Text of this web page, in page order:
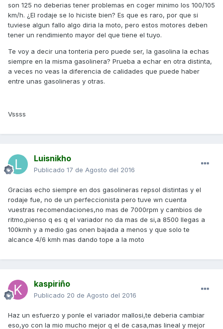
son 125 no deberias tener problemas en coger minimo los 100/105
km/h. ¿El rodaje se lo hiciste bien? Es que es raro, por que si
tuviese algun fallo algo diria la moto, pero estos motores deben
tener un rendimiento mayor del que tiene el tuyo.
Te voy a decir una tonteria pero puede ser, la gasolina la echas
siempre en la misma gasolinera? Prueba a echar en otra distinta,
a veces no veas la diferencia de calidades que puede haber
entre unas gasolineras y otras.
Vssss
Luisnikho
Publicado 17 de Agosto del 2016
Gracias echo siempre en dos gasolineras repsol distintas y el
rodaje fue, no de un perfeccionista pero tuve wn cuenta
vuestras recomendaciones,no mas de 7000rpm y cambios de
ritmo,pienso q es q el variador no da mas de si,a 8500 llegas a
100kmh y a medio gas onen bajada a menos y que solo te
alcance 4/6 kmh mas dando tope a la moto
kaspiriño
Publicado 20 de Agosto del 2016
Haz un esfuerzo y ponle el variador mallosi,te deberia cambiar
eso,yo con la mio mucho mejor q el de casa,mas lineal y mejor